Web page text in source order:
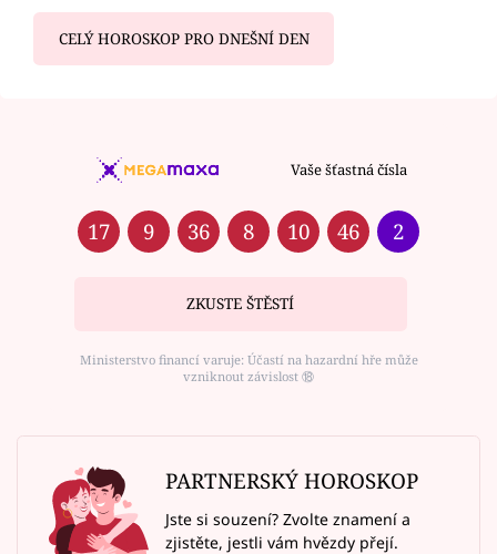
CELÝ HOROSKOP PRO DNEŠNÍ DEN
Vaše šťastná čísla
17 9 36 8 10 46 2
ZKUSTE ŠTĚSTÍ
Ministerstvo financí varuje: Účastí na hazardní hře může
vzniknout závislost ⑱
PARTNERSKÝ HOROSKOP
Jste si souzení? Zvolte znamení a
zjistěte, jestli vám hvězdy přejí.